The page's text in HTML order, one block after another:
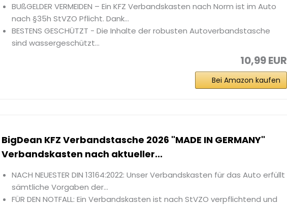
BUßGELDER VERMEIDEN – Ein KFZ Verbandskasten nach Norm ist im Auto
nach §35h StVZO Pflicht. Dank...
BESTENS GESCHÜTZT - Die Inhalte der robusten Autoverbandstasche
sind wassergeschützt...
10,99 EUR
Bei Amazon kaufen
BigDean KFZ Verbandstasche 2026 "MADE IN GERMANY"
Verbandskasten nach aktueller...
NACH NEUESTER DIN 13164:2022: Unser Verbandskasten für das Auto erfüllt
sämtliche Vorgaben der...
FÜR DEN NOTFALL: Ein Verbandskasten ist nach StVZO verpflichtend und